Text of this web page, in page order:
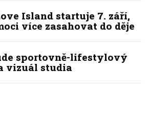
Island startuje 7. září,
více zasahovat do děje
sportovně-lifestylový
vizuál studia